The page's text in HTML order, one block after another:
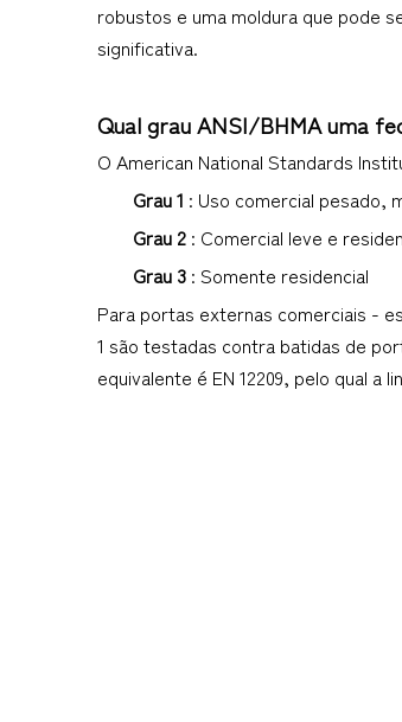
robustos e uma moldura que pode
significativa.
Qual grau ANSI/BHMA uma
O American National Standards
Grau 1 : Uso comercial pesado,
Grau 2 : Comercial leve e
Grau 3 : Somente residencial
Para portas externas comerciais -
1 são testadas contra batidas de
equivalente é EN 12209, pelo qual